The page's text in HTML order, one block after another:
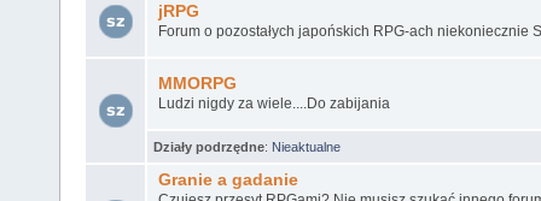
jRPG
Forum o pozostałych japońskich RPG-ach niekoniecznie
MMORPG
Ludzi nigdy za wiele....Do zabijania
Działy podrzędne: Nieaktualne
Granie a gadanie